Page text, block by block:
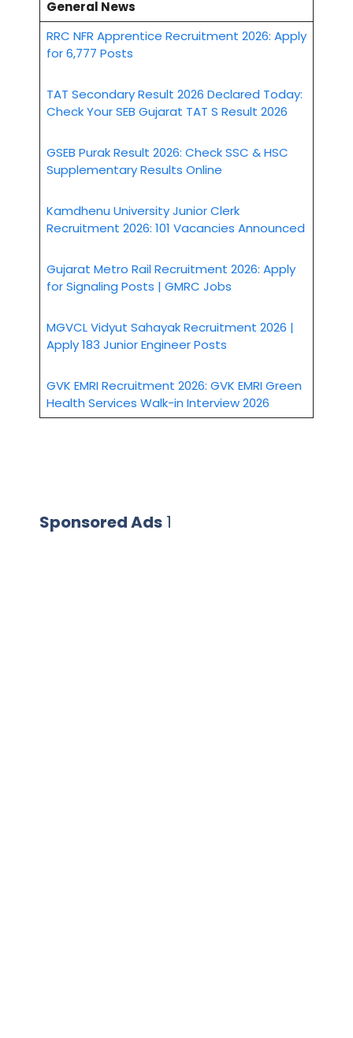
General News
RRC NFR Apprentice Recruitment 2026: Apply
for 6,777 Posts
TAT Secondary Result 2026 Declared Today:
Check Your SEB Gujarat TAT S Result 2026
GSEB Purak Result 2026: Check SSC & HSC
Supplementary Results Online
Kamdhenu University Junior Clerk
Recruitment 2026: 101 Vacancies Announced
Gujarat Metro Rail Recruitment 2026: Apply
for Signaling Posts | GMRC Jobs
MGVCL Vidyut Sahayak Recruitment 2026 |
Apply 183 Junior Engineer Posts
GVK EMRI Recruitment 2026: GVK EMRI Green
Health Services Walk-in Interview 2026
Sponsored Ads 1